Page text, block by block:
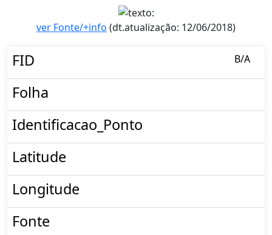
ver Fonte/+info (dt.atualização: 12/06/2018)
FID B/A
Folha
Identificacao_Ponto
Latitude
Longitude
Fonte